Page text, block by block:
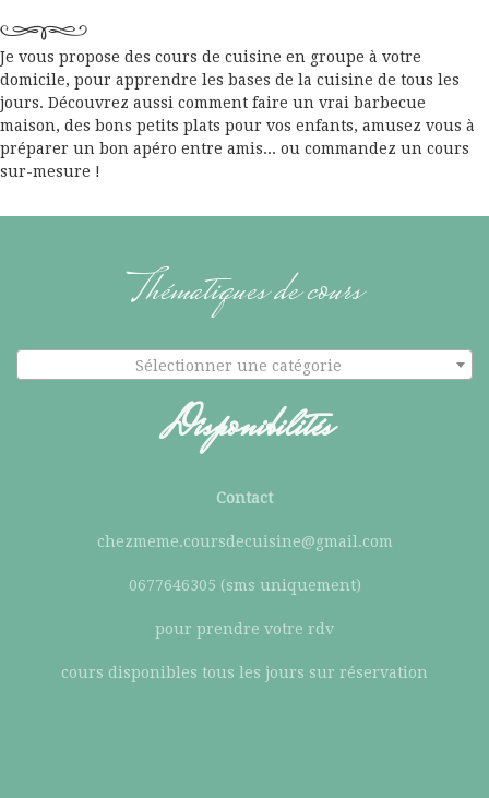
Je vous propose des cours de cuisine en groupe à votre
domicile, pour apprendre les bases de la cuisine de tous les
jours. Découvrez aussi comment faire un vrai barbecue
maison, des bons petits plats pour vos enfants, amusez vous à
préparer un bon apéro entre amis... ou commandez un cours
sur-mesure !
Thématiques de cours
Sélectionner une catégorie
Disponibilités
Contact
chezmeme.coursdecuisine@gmail.com
0677646305 (sms uniquement)
pour prendre votre rdv
cours disponibles tous les jours sur réservation